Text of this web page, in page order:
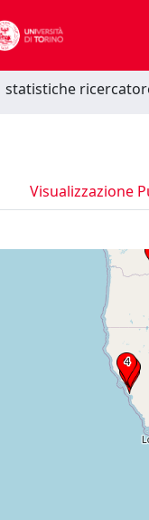
statistiche
Visualizzazione